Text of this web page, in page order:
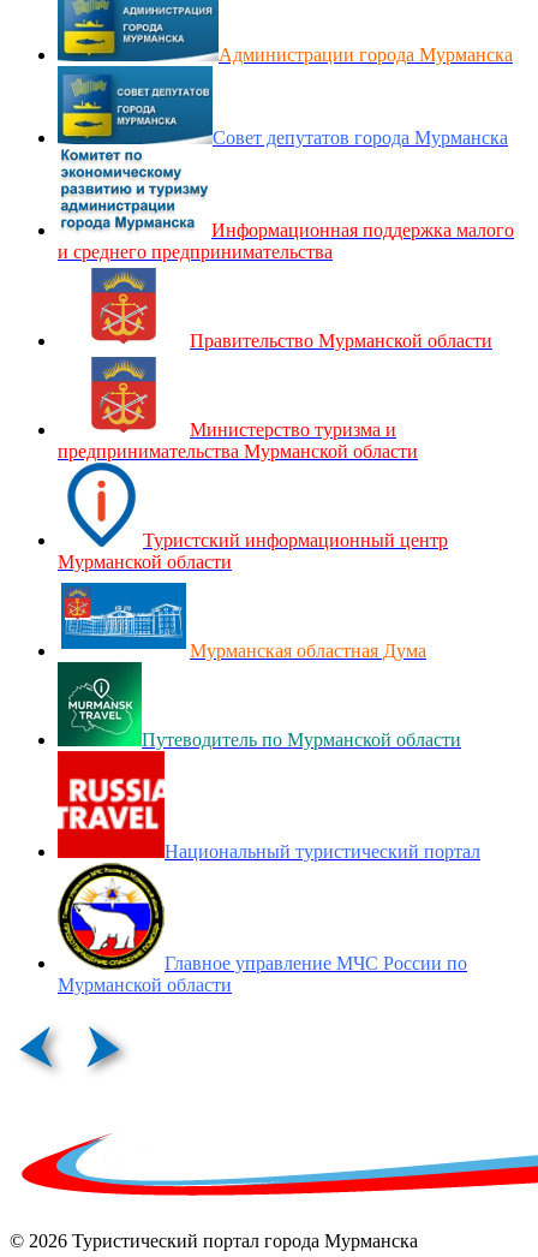
Администрации города Мурманска
Совет депутатов города Мурманска
Информационная поддержка малого
и среднего предпринимательства
Правительство Мурманской области
Министерство туризма и
предпринимательства Мурманской области
Туристский информационный центр
Мурманской области
Мурманская областная Дума
Путеводитель по Мурманской области
Национальный туристический портал
Главное управление МЧС России по
Мурманской области
© 2026 Туристический портал города Мурманска